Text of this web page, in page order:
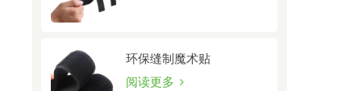
环保缝制魔术贴
阅读更多